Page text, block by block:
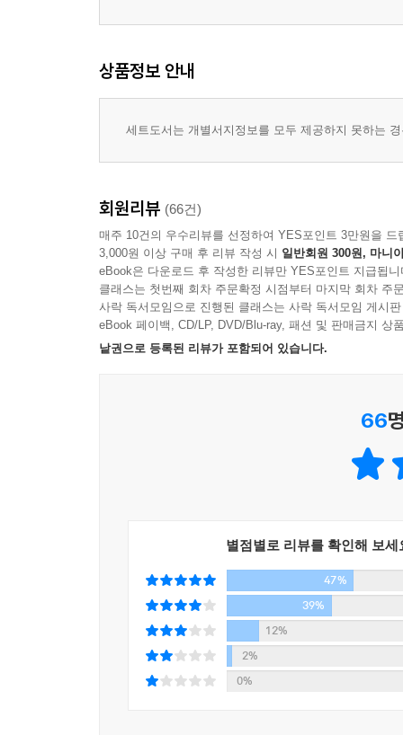
상품정보 안내
세트도서는 개별서지정보를 모두 제공하지 못하는
회원리뷰 (66건)
매주 10건의 우수리뷰를 선정하여 YES포인트 3만원을 드
3,000원 이상 구매 후 리뷰 작성 시 일반회원 300원, 마니
eBook은 다운로드 후 작성한 리뷰만 YES포인트 지급됩니
클래스는 첫번째 회차 주문확정 시점부터 마지막 회차 주
사락 독서모임으로 진행된 클래스는 사락 독서모임 게시
eBook 페이백, CD/LP, DVD/Blu-ray, 패션 및 판매금지 상
낱권으로 등록된 리뷰가 포함되어 있습니다.
66
별점별로 리뷰를 확인해 보세
47%
39%
12%
2%
0%